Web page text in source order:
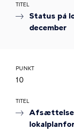
TITEL
Status på
december
PUNKT
10
TITEL
Afsættelse